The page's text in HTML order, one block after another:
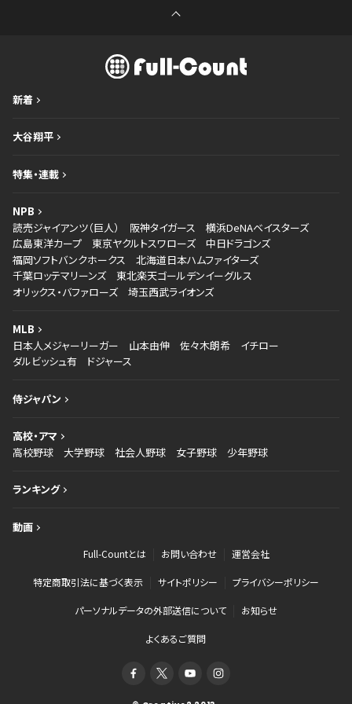
新着
大谷翔平
特集・連載
NPB
読売ジャイアンツ（巨人）
阪神タイガース
横浜DeNAベイスターズ
広島東洋カープ
東京ヤクルトスワローズ
中日ドラゴンズ
福岡ソフトバンクホークス
北海道日本ハムファイターズ
千葉ロッテマリーンズ
東北楽天ゴールデンイーグルス
オリックス・バファローズ
埼玉西武ライオンズ
MLB
日本人メジャーリーガー
山本由伸 佐々木朗希
イチロー
ダルビッシュ有
ドジャース
侍ジャパン
高校・アマ
高校野球
大学野球 社会人野球 女子野球 少年野球
ランキング
動画
Full-Countとは お問い合わせ 運営会社
特定商取引法に基づく表示 サイトポリシー プライバシーポリシー
パーソナルデータの外部送信について お知らせ
よくあるご質問